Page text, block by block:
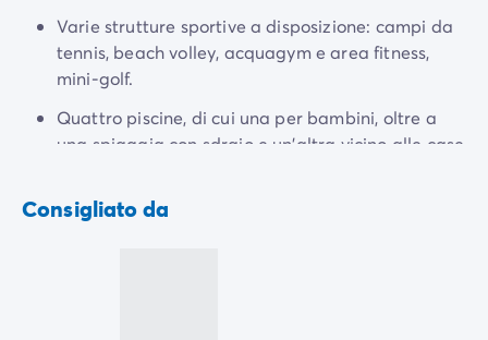
Vantaggi & buone offerte
Programma Presenta un Amico
Programma Privilege
Nuovi campeggi 2026
I nostri affitti
Alloggi insoliti
/it/altri-tipi-di-alloggio
Piazzole/it/piazzola-campeggio
Varie strutture sportive a disposizione: campi da
tennis, beach volley, acquagym e area fitness,
mini-golf.
Quattro piscine, di cui una per bambini, oltre a
una spiaggia con sdraio e un'altra vicino alle case
Consigliato da